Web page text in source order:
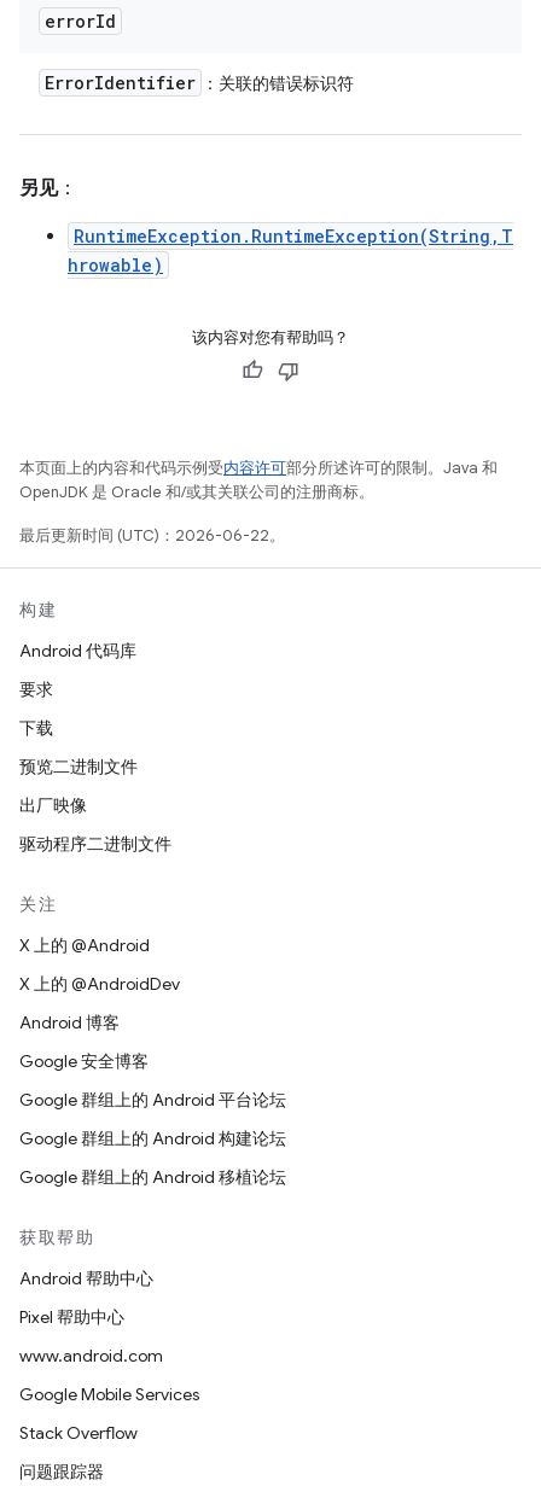
errorId
ErrorIdentifier ：关联的错误标识符
另见：
RuntimeException.RuntimeException(String,T
hrowable)
该内容对您有帮助吗？
本页面上的内容和代码示例受内容许可部分所述许可的限制。Java 和
OpenJDK 是 Oracle 和/或其关联公司的注册商标。
最后更新时间 (UTC)：2026-06-22。
构建
Android 代码库
要求
下载
预览二进制文件
出厂映像
驱动程序二进制文件
关注
X 上的 @Android
X 上的 @AndroidDev
Android 博客
Google 安全博客
Google 群组上的 Android 平台论坛
Google 群组上的 Android 构建论坛
Google 群组上的 Android 移植论坛
获取帮助
Android 帮助中心
Pixel 帮助中心
www.android.com
Google Mobile Services
Stack Overflow
问题跟踪器